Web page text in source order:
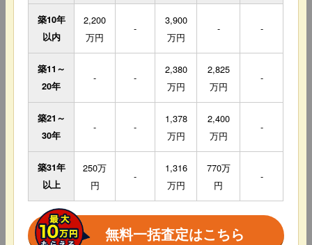
築10年
以内
2,200
万円
-
3,900
万円
- -
築11～
20年
- -
2,380
万円
2,825
万円
-
築21～
30年
- -
1,378
万円
2,400
万円
-
築31年
以上
250万
円
-
1,316
万円
770万
円
-
無料一括査定はこちら